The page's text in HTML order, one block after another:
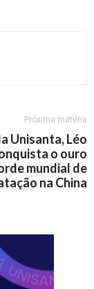
Próxima matéria
Unisanta, Léo
o ouro
mundial de
na China